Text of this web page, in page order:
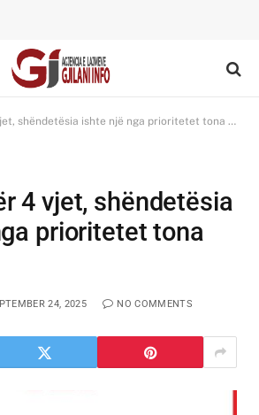
shëndetësia ishte një nga prioritetet tona kryesore
4 vjet, shëndetësia
prioritetet tona
24, 2025 NO COMMENTS